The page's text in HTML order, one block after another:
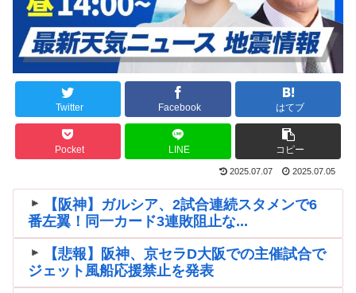
Twitter Facebook はてブ
Pocket LINE コピー
2025.07.07 2025.07.05
【阪神】ガルシア、2試合連続スタメンで6
番左翼！同一カード3連敗阻止な...
【悲報】阪神、京セラD大阪での主催試合で
ジェット風船応援禁止を発表